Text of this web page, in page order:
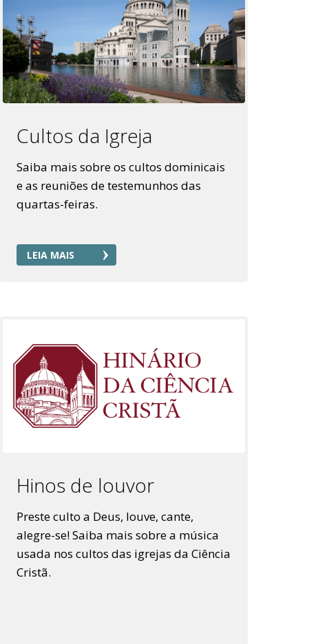
Cultos da Igreja
Saiba mais sobre os cultos dominicais
e as reuniões de testemunhos das
quartas-feiras.
LEIA MAIS
Hinos de louvor
Preste culto a Deus, louve, cante,
alegre-se! Saiba mais sobre a música
usada nos cultos das igrejas da Ciência
Cristã.